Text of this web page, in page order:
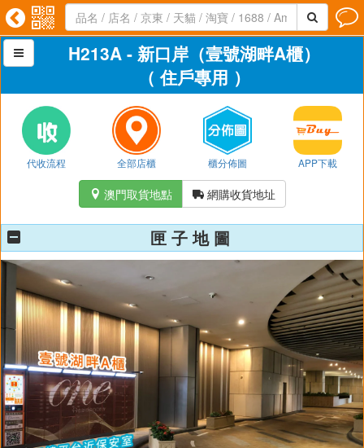
   

H213A - 新口岸（壹號湖畔A櫃）
（ 住戶專用 ）
代收流程 全部店櫃 櫃分佈圖 APP下載
 澳門取貨地點 網購收貨地址
匣 子 地 圖